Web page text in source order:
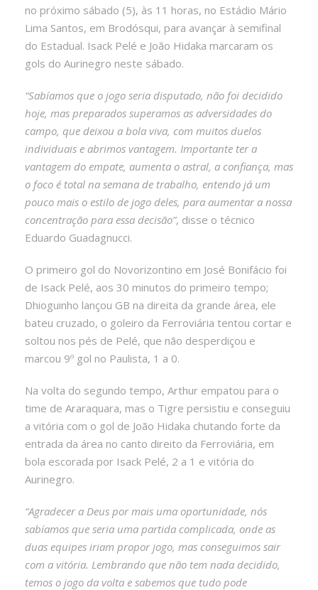
no próximo sábado (5), às 11 horas, no Estádio Mário
Lima Santos, em Brodósqui, para avançar à semifinal
do Estadual. Isack Pelé e João Hidaka marcaram os
gols do Aurinegro neste sábado.
“Sabíamos que o jogo seria disputado, não foi decidido
hoje, mas preparados superamos as adversidades do
campo, que deixou a bola viva, com muitos duelos
individuais e abrimos vantagem. Importante ter a
vantagem do empate, aumenta o astral, a confiança, mas
o foco é total na semana de trabalho, entendo já um
pouco mais o estilo de jogo deles, para aumentar a nossa
concentração para essa decisão”, disse o técnico
Eduardo Guadagnucci.
O primeiro gol do Novorizontino em José Bonifácio foi
de Isack Pelé, aos 30 minutos do primeiro tempo;
Dhioguinho lançou GB na direita da grande área, ele
bateu cruzado, o goleiro da Ferroviária tentou cortar e
soltou nos pés de Pelé, que não desperdiçou e
marcou 9º gol no Paulista, 1 a 0.
Na volta do segundo tempo, Arthur empatou para o
time de Araraquara, mas o Tigre persistiu e conseguiu
a vitória com o gol de João Hidaka chutando forte da
entrada da área no canto direito da Ferroviária, em
bola escorada por Isack Pelé, 2 a 1 e vitória do
Aurinegro.
“Agradecer a Deus por mais uma oportunidade, nós
sabíamos que seria uma partida complicada, onde as
duas equipes iriam propor jogo, mas conseguimos sair
com a vitória. Lembrando que não tem nada decidido,
temos o jogo da volta e sabemos que tudo pode